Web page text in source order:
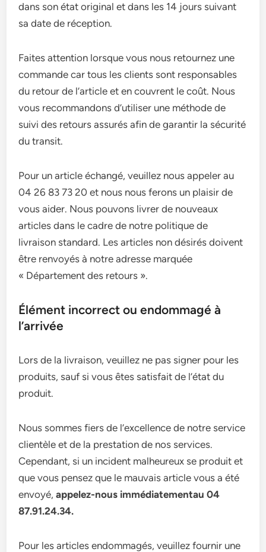
dans son état original et dans les 14 jours suivant
sa date de réception.
Faites attention lorsque vous nous retournez une
commande car tous les clients sont responsables
du retour de l’article et en couvrent le coût. Nous
vous recommandons d’utiliser une méthode de
suivi des retours assurés afin de garantir la sécurité
du transit.
Pour un article échangé, veuillez nous appeler au
04 26 83 73 20 et nous nous ferons un plaisir de
vous aider. Nous pouvons livrer de nouveaux
articles dans le cadre de notre politique de
livraison standard. Les articles non désirés doivent
être renvoyés à notre adresse marquée
« Département des retours ».
Élément incorrect ou endommagé à
l’arrivée
Lors de la livraison, veuillez ne pas signer pour les
produits, sauf si vous êtes satisfait de l’état du
produit.
Nous sommes fiers de l’excellence de notre service
clientèle et de la prestation de nos services.
Cependant, si un incident malheureux se produit et
que vous pensez que le mauvais article vous a été
envoyé,appelez-nous immédiatementau 04
87.91.24.34.
Pour les articles endommagés, veuillez fournir une